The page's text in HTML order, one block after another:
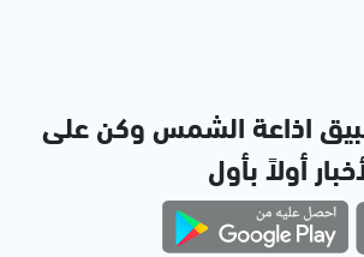
اذاعة الشمس وكن على
أولاً بأول